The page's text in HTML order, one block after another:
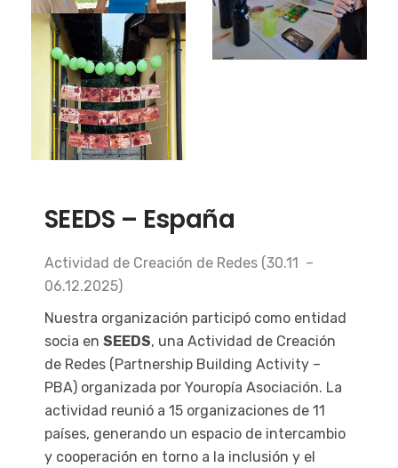
SEEDS – España
Actividad de Creación de Redes (30.11 –
06.12.2025)
Nuestra organización participó como entidad
socia en SEEDS, una Actividad de Creación
de Redes (Partnership Building Activity –
PBA) organizada por Youropía Asociación. La
actividad reunió a 15 organizaciones de 11
países, generando un espacio de intercambio
y cooperación en torno a la inclusión y el